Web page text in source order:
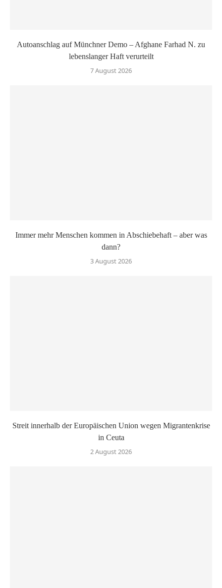
Autoanschlag auf Münchner Demo – Afghane Farhad N. zu
lebenslanger Haft verurteilt
7 August 2026
Immer mehr Menschen kommen in Abschiebehaft – aber was
dann?
3 August 2026
Streit innerhalb der Europäischen Union wegen Migrantenkrise
in Ceuta
2 August 2026